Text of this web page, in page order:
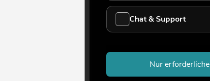
Chat & Support
Nur erforderliche